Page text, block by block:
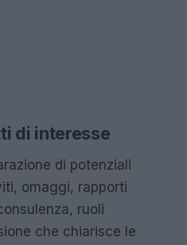
di interesse
di potenziali
omaggi, rapporti
ruoli
che chiarisce le